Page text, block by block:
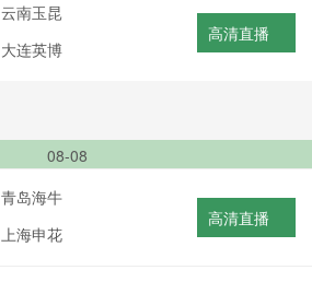
云南玉昆
大连英博
高清直播
08-08
青岛海牛
上海申花
高清直播